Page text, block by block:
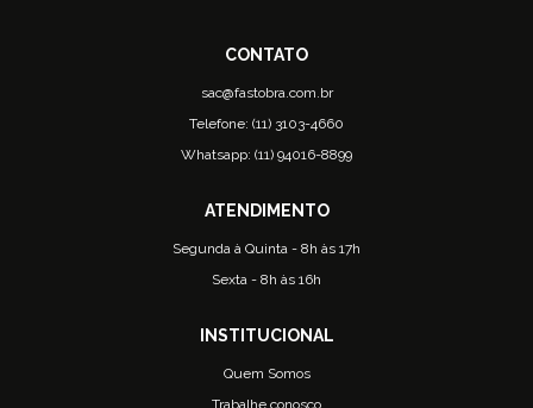
sac@fastobra.com.br
Telefone: (11) 3103-4660
Whatsapp: (11) 94016-8899
Segunda à Quinta - 8h às 17h
Sexta - 8h às 16h
Quem Somos
Trabalhe conosco